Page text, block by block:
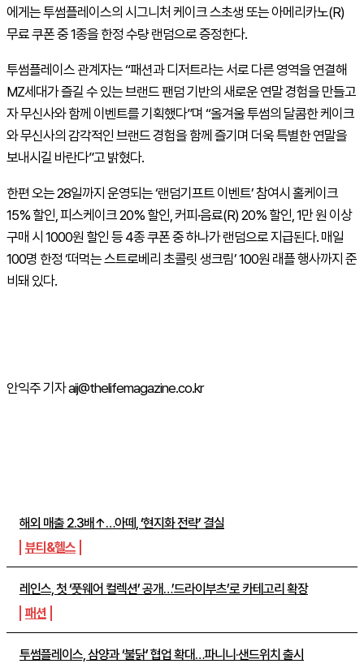
해외 매출 2.3배↑…아떼, ‘현지화 전략’ 결실
뷰티&헬스
레인스, 첫 ‘풋웨어 컬렉션’ 공개…’드라이부츠’로 카테고리 확장
패션
투썸플레이스, 삼양과 ‘불닭’ 협업 확대…파니니·샌드위치 출시
에게는 투썸플레이스의 시그니처 케이크 스초생 또는 아메리카노(R)
무료 쿠폰 중 1종을 한정 수량 랜덤으로 증정한다.
투썸플레이스 관계자는 “패션과 디저트라는 서로 다른 영역을 연결해
MZ세대가 즐길 수 있는 브랜드 팬덤 기반의 새로운 연말 경험을 만들고
자 무신사와 함께 이벤트를 기획했다”며 “올겨울 투썸의 달콤한 케이크
와 무신사의 감각적인 브랜드 경험을 함께 즐기며 더욱 특별한 연말을
보내시길 바란다”고 밝혔다.
한편 오는 28일까지 운영되는 ‘랜덤기프트 이벤트’ 참여시 홀케이크
15% 할인, 피스케이크 20% 할인, 커피·음료(R) 20% 할인, 1만 원 이상
구매 시 1000원 할인 등 4종 쿠폰 중 하나가 랜덤으로 지급된다. 매일
100명 한정 ‘떠먹는 스트로베리 초콜릿 생크림’ 100원 래플 행사까지 준
비돼 있다.
안익주 기자 aij@thelifemagazine.co.kr